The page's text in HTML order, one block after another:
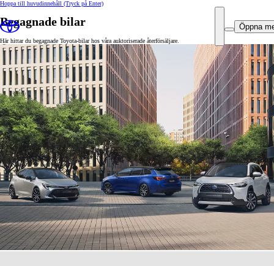
Hoppa till huvudinnehåll (Tryck på Enter)
Öppna
Begagnade bilar
Här hittar du begagnade Toyota-bilar hos våra auktoriserade återförsäljare.